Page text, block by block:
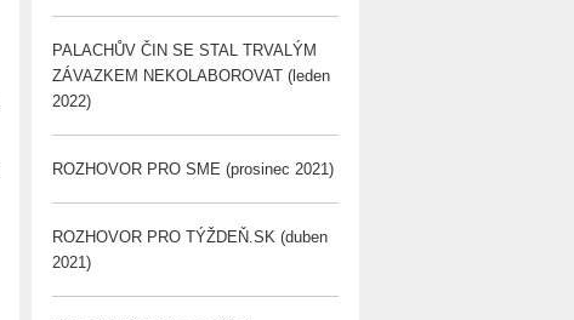
PALACHŮV ČIN SE STAL TRVALÝM
ZÁVAZKEM NEKOLABOROVAT (leden
2022)
ROZHOVOR PRO SME (prosinec 2021)
ROZHOVOR PRO TÝŽDEŇ.SK (duben
2021)